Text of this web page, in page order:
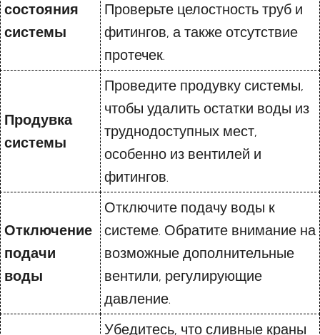
состояния
системы
Проверьте целостность труб и
фитингов, а также отсутствие
протечек.
Продувка
системы
Проведите продувку системы,
чтобы удалить остатки воды из
труднодоступных мест,
особенно из вентилей и
фитингов.
Отключение
подачи
воды
Отключите подачу воды к
системе. Обратите внимание на
возможные дополнительные
вентили, регулирующие
давление.
Убедитесь, что сливные краны